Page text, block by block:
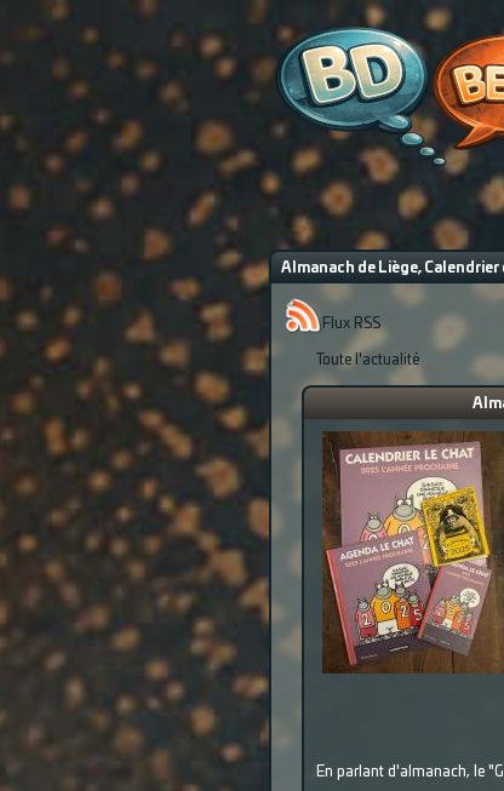
Almanach de Liège,
Flux RSS
Toute l'actualité
En parlant d'almanach, le